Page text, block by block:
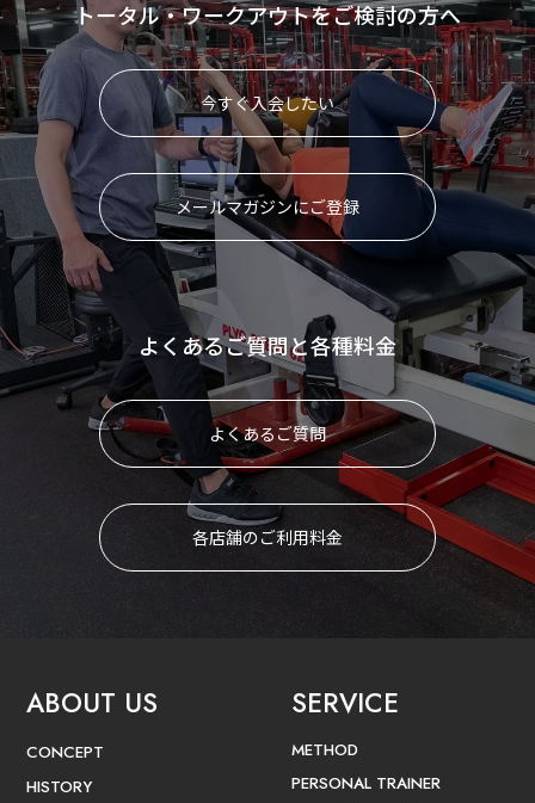
トータル・ワークアウトをご検討の方へ
今すぐ入会したい
メールマガジンにご登録
よくあるご質問と各種料金
よくあるご質問
各店舗のご利用料金
ABOUT US
CONCEPT
HISTORY
SERVICE
METHOD
PERSONAL TRAINER